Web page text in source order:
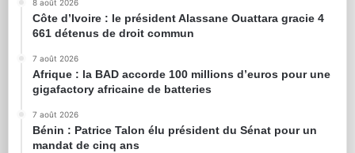
8 août 2026
Côte d’Ivoire : le président Alassane Ouattara gracie 4
661 détenus de droit commun
7 août 2026
Afrique : la BAD accorde 100 millions d’euros pour une
gigafactory africaine de batteries
7 août 2026
Bénin : Patrice Talon élu président du Sénat pour un
mandat de cinq ans